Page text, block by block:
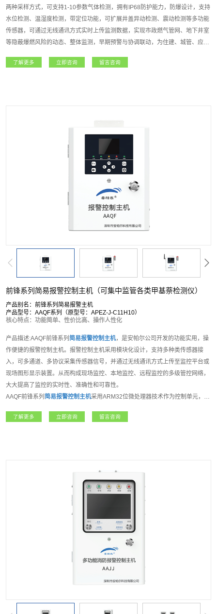
两种采样方式，可支持1-10参数气体检测，拥有IP68防护能力，防爆设计，支持
水位检测、温湿度检测，带定位功能，可扩展井盖异动检测、震动检测等多功能
传感器，可通过无线通讯方式实时上传监测数据，实现市政燃气管网、地下井室
等隐蔽爆燃风险的动态、整体监测，早期预警与协调联动，为住建、城管、应急
气安全运行的精细化管理。
了解更多 立即咨询 留言咨询
前锋系列简易报警控制主机（可集中监管各类甲基萘检测仪）
产品别名：前锋系列简易报警主机
产品型号：AAQF系列（原型号：APEZ-J-C11H10）
核心特点：功能简单、性价比高、操作人性化
产品描述:AAQF前锋系列 简易报警控制主机，是安帕尔公司开发的功能实用，操
作便捷的报警控制主机。报警控制主机采用模块化设计，支持多种类传感器接
入，可多通道、多协议采集传感器信号，并通过无线通讯方式上传至监控平台或
现场图形显示装置。从而构成现场监控、本地监控、远程监控的多级管控网络，
大大提高了监控的实时性、准确性和可靠性。
AAQF前锋系列 简易报警控制主机采用ARM32位微处理器技术作为控制单元，
RS485输出，4组继电器接口，用于控制风机、电磁阀和数据上传使用；用户可
了解更多 立即咨询 留言咨询